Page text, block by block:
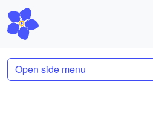
Open side menu